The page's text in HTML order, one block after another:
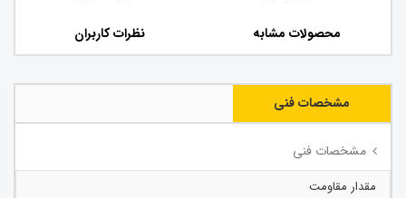
محصولات مشابه نظرات کاربران
مشخصات فنی
مشخصات فنی
مقدار مقاومت